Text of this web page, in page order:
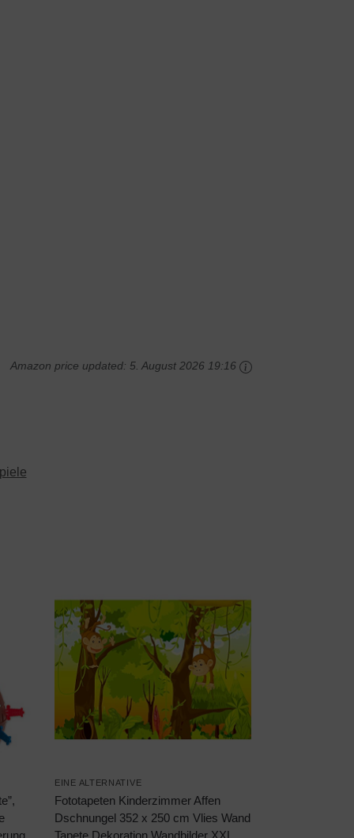
Amazon price updated: 5. August 2026 19:16
EINE ALTERNATIVE
Fototapeten Kinderzimmer Affen
Dschnungel 352 x 250 cm Vlies Wand